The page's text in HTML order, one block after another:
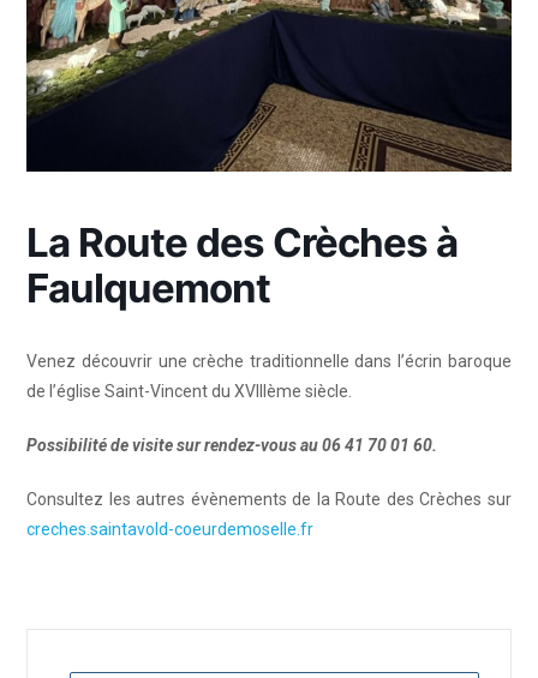
La Route des Crèches à
Faulquemont
Venez découvrir une crèche traditionnelle dans l’écrin baroque
de l’église Saint-Vincent du XVIIIème siècle.
Possibilité de visite sur rendez-vous au 06 41 70 01 60.
Consultez les autres évènements de la Route des Crèches sur
creches.saintavold-coeurdemoselle.fr